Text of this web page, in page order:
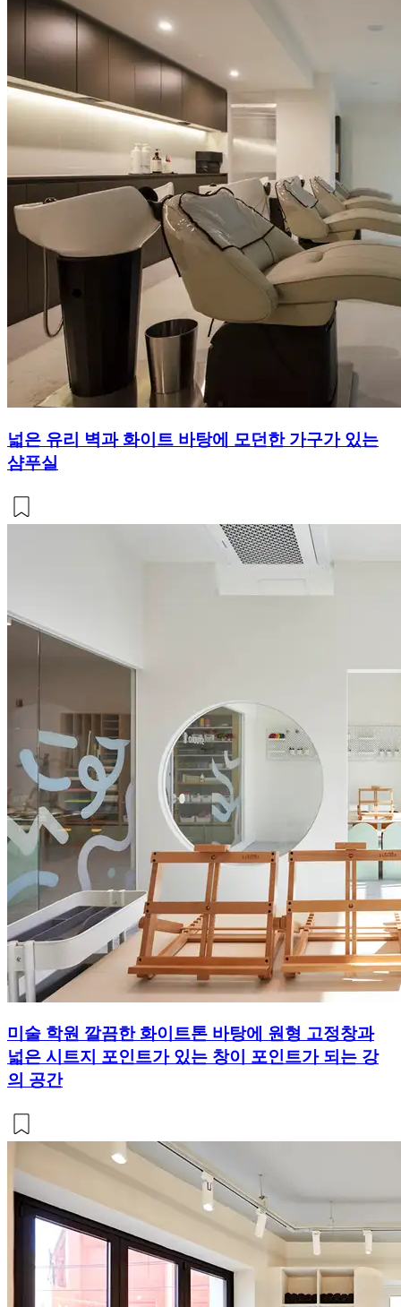
넓은 유리 벽과 화이트 바탕에 모던한 가구가 있는
샴푸실
미술 학원 깔끔한 화이트톤 바탕에 원형 고정창과
넓은 시트지 포인트가 있는 창이 포인트가 되는 강
의 공간